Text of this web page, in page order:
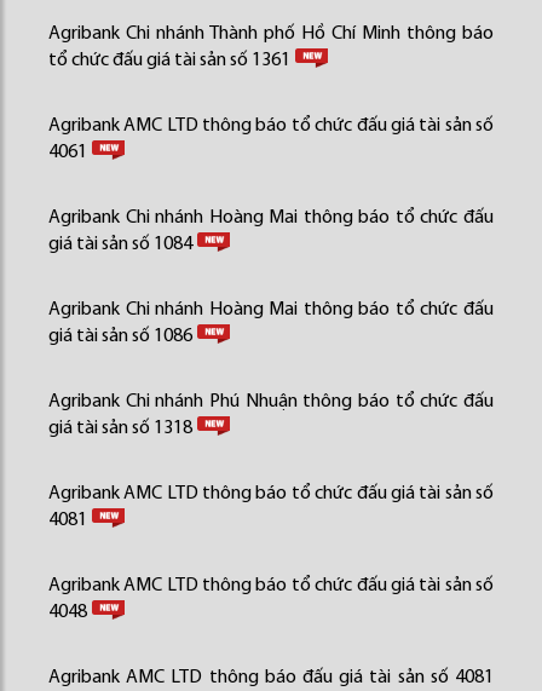
Agribank Chi nhánh Thành phố Hồ Chí Minh thông báo
tổ chức đấu giá tài sản số 1361
Agribank AMC LTD thông báo tổ chức đấu giá tài sản số
4061
Agribank Chi nhánh Hoàng Mai thông báo tổ chức đấu
giá tài sản số 1084
Agribank Chi nhánh Hoàng Mai thông báo tổ chức đấu
giá tài sản số 1086
Agribank Chi nhánh Phú Nhuận thông báo tổ chức đấu
giá tài sản số 1318
Agribank AMC LTD thông báo tổ chức đấu giá tài sản số
4081
Agribank AMC LTD thông báo tổ chức đấu giá tài sản số
4048
Agribank AMC LTD thông báo đấu giá tài sản số 4081